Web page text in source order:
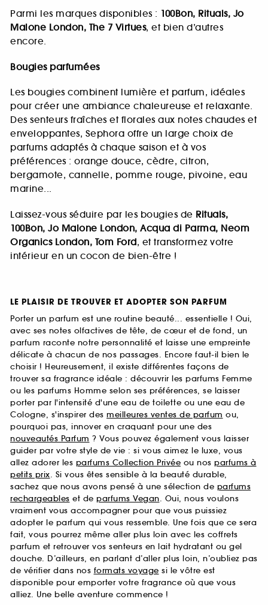
Parmi les marques disponibles : 100Bon, Rituals, Jo
Malone London, The 7 Virtues, et bien d’autres
encore.
Bougies parfumées
Les bougies combinent lumière et parfum, idéales
pour créer une ambiance chaleureuse et relaxante.
Des senteurs fraîches et florales aux notes chaudes et
enveloppantes, Sephora offre un large choix de
parfums adaptés à chaque saison et à vos
préférences : orange douce, cèdre, citron,
bergamote, cannelle, pomme rouge, pivoine, eau
marine...
Laissez-vous séduire par les bougies de Rituals,
100Bon, Jo Malone London, Acqua di Parma, Neom
Organics London, Tom Ford, et transformez votre
intérieur en un cocon de bien-être !
LE PLAISIR DE TROUVER ET ADOPTER SON PARFUM
Porter un parfum est une routine beauté... essentielle ! Oui,
avec ses notes olfactives de tête, de cœur et de fond, un
parfum raconte notre personnalité et laisse une empreinte
délicate à chacun de nos passages. Encore faut-il bien le
choisir ! Heureusement, il existe différentes façons de
trouver sa fragrance idéale : découvrir les parfums Femme
ou les parfums Homme selon ses préférences, se laisser
porter par l'intensité d'une eau de toilette ou une eau de
Cologne, s'inspirer des meilleures ventes de parfum ou,
pourquoi pas, innover en craquant pour une des
nouveautés Parfum ? Vous pouvez également vous laisser
guider par votre style de vie : si vous aimez le luxe, vous
allez adorer les parfums Collection Privée ou nos parfums à
petits prix. Si vous êtes sensible à la beauté durable,
sachez que nous avons pensé à une sélection de parfums
rechargeables et de parfums Vegan. Oui, nous voulons
vraiment vous accompagner pour que vous puissiez
adopter le parfum qui vous ressemble. Une fois que ce sera
fait, vous pourrez même aller plus loin avec les coffrets
parfum et retrouver vos senteurs en lait hydratant ou gel
douche. D’ailleurs, en parlant d’aller plus loin, n’oubliez pas
de vérifier dans nos formats voyage si le vôtre est
disponible pour emporter votre fragrance où que vous
alliez. Une belle aventure commence !